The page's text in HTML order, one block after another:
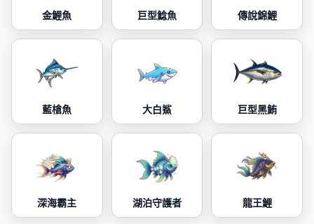
金鯉魚 巨型鯰魚 傳說錦鯉
藍槍魚 大白鯊 巨型黑鮪
深海霸主 湖泊守護者 龍王鯉